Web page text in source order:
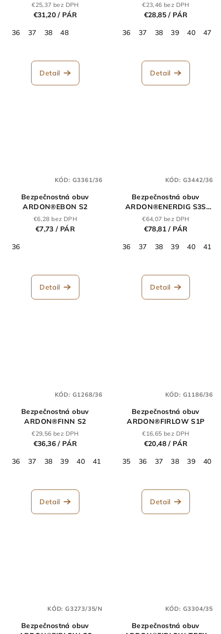
€25,37 bez DPH
€31,20/ PÁR
36
37 38 48
Detail
€23,46 bez DPH
€28,85/ PÁR
36
37 38 39 40 47
Detail
Bezpečnostná obuv
ARDON®EBON S2
€6,28 bez DPH
€7,73/ PÁR
36
Detail
KÓD: G3361/36
Bezpečnostná obuv
ARDON®ENERDIG S3S
ESD
€64,07 bez DPH
€78,81/ PÁR
36
37 38 39 40 41
Detail
KÓD: G3442/36
Bezpečnostná obuv
ARDON®FINN S2
€29,56 bez DPH
€36,36/ PÁR
36
37 38 39 40 41 43 44 45 46 47 48
Detail
KÓD: G1268/36
Bezpečnostná obuv
ARDON®FIRLOW S1P
€16,65 bez DPH
€20,48/ PÁR
35
36 37 38 39 40
Detail
KÓD: G1186/36
Bezpečnostná obuv
KÓD: G3273/35/N
Bezpečnostná obuv
KÓD: G3304/35